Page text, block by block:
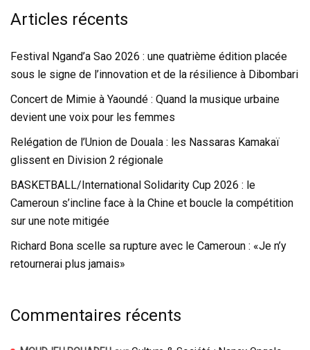
Articles récents
Festival Ngand’a Sao 2026 : une quatrième édition placée
sous le signe de l’innovation et de la résilience à Dibombari
Concert de Mimie à Yaoundé : Quand la musique urbaine
devient une voix pour les femmes
Relégation de l’Union de Douala : les Nassaras Kamakaï
glissent en Division 2 régionale
BASKETBALL/International Solidarity Cup 2026 : le
Cameroun s’incline face à la Chine et boucle la compétition
sur une note mitigée
Richard Bona scelle sa rupture avec le Cameroun : «Je n’y
retournerai plus jamais»
Commentaires récents